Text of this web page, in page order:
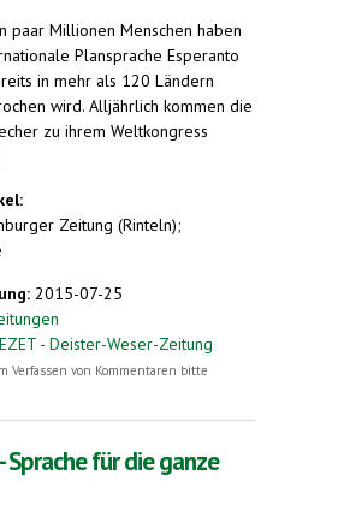
paar Millionen Menschen haben
Plansprache Esperanto
in mehr als 120 Ländern
wird. Alljährlich kommen die
zu ihrem Weltkongress
Zeitung (Rinteln);
2015-07-25
- Deister-Weser-Zeitung
präsent beim Esperanto-
Verfassen von Kommentaren bitte
Sprache für die ganze